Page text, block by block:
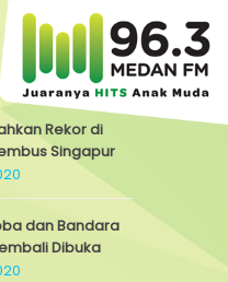
Rekor di
Singapur
dan Bandara
Dibuka